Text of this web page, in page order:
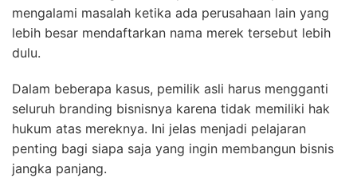
mengalami masalah ketika ada perusahaan lain yang
lebih besar mendaftarkan nama merek tersebut lebih
dulu.
Dalam beberapa kasus, pemilik asli harus mengganti
seluruh branding bisnisnya karena tidak memiliki hak
hukum atas mereknya. Ini jelas menjadi pelajaran
penting bagi siapa saja yang ingin membangun bisnis
jangka panjang.